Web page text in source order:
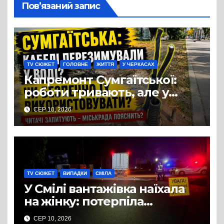
Пов’язаний запис
TV СЮЖЕТ ГОЛОВНЕ ЖИТТЯ У ЧЕРКАСАХ
Капремонт Сумгаїтської:
роботи тривають, але у
містян виникло питання
щодо освітлення
СЕР 10, 2026
TV СЮЖЕТ ВИПАДКИ СМІЛА
У Смілі вантажівка наїхала
на жінку: потерпіла
померла в лікарні
СЕР 10, 2026